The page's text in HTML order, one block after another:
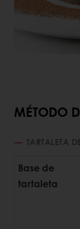
MÉTODO
TARTALETA
Base de
tartaleta